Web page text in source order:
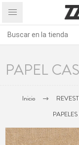
PAPEL
Inicio